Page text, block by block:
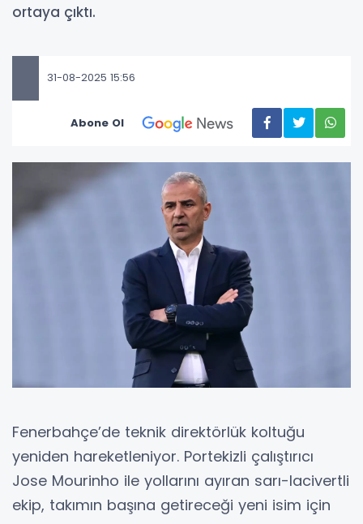
ortaya çıktı.
31-08-2025 15:56
Abone Ol
Fenerbahçe’de teknik direktörlük koltuğu
yeniden hareketleniyor. Portekizli çalıştırıcı
Jose Mourinho ile yollarını ayıran sarı-lacivertli
ekip, takımın başına getireceği yeni isim için